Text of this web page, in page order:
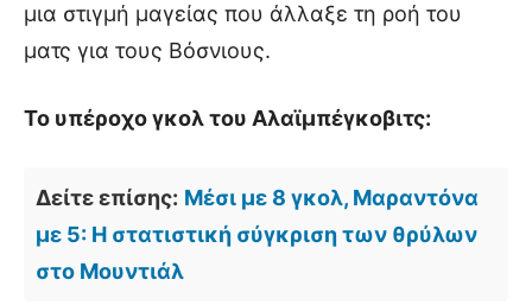
μια στιγμή μαγείας που άλλαξε τη ροή του
ματς για τους Βόσνιους.
Το υπέροχο γκολ του Αλαϊμπέγκοβιτς:
Δείτε επίσης: Μέσι με 8 γκολ, Μαραντόνα
με 5: Η στατιστική σύγκριση των θρύλων
στο Μουντιάλ